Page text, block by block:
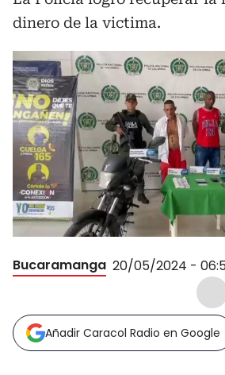
dinero de la victima.
Bucaramanga 20/05/2024 -
Añadir Caracol Radio en Google